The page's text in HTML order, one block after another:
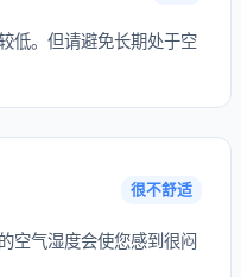
低。但请避免长期处于空
很不舒适
空气湿度会使您感到很闷